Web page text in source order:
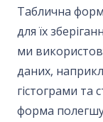
Таблична
для їх
ми
даних,
гістограми та
форма